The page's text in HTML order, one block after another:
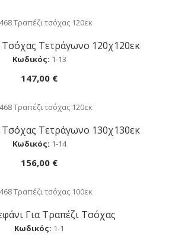
Αγορά
Τσόχας Τετράγωνο 120χ120εκ
Κωδικός: 1-13
147,00 €
Αγορά
Τσόχας Τετράγωνο 130χ130εκ
Κωδικός: 1-14
156,00 €
Αγορά
Για Τραπέζι Τσόχας
Κωδικός: 1-1